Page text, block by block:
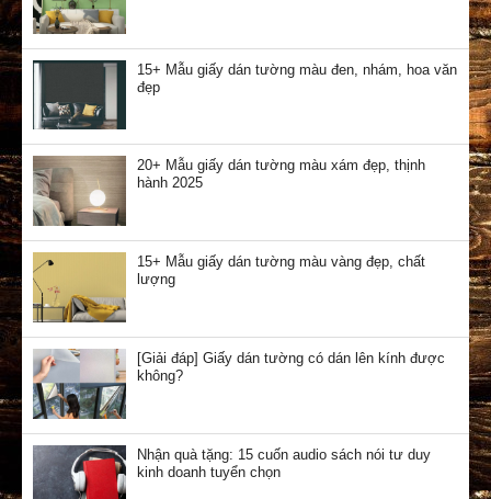
15+ Mẫu giấy dán tường màu đen, nhám, hoa văn
đẹp
20+ Mẫu giấy dán tường màu xám đẹp, thịnh
hành 2025
15+ Mẫu giấy dán tường màu vàng đẹp, chất
lượng
[Giải đáp] Giấy dán tường có dán lên kính được
không?
Nhận quà tặng: 15 cuốn audio sách nói tư duy
kinh doanh tuyển chọn